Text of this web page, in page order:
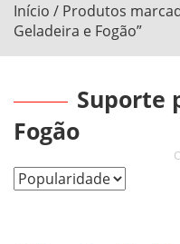
Início / Produtos
Geladeira e Fogão”
Suporte
Fogão